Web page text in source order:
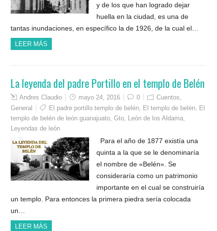
y de los que han logrado dejar
huella en la ciudad, es una de
tantas inundaciones, en específico la de 1926, de la cual el…
LEER MÁS
La leyenda del padre Portillo en el templo de Belén
Andres Claudio mayo 24, 2016 0 Cuentos
General
El padre portillo templo de belén El templo de belén
El
templo de belén de león guanajuato ,Gto León de los Aldama
Leyendas de león
Para el año de 1877 existía una
quinta a la que se le denominaría
el nombre de «Belén». Se
consideraría como un patrimonio
importante en el cual se construiría
un templo. Para entonces la primera piedra sería colocada
un…
LEER MÁS